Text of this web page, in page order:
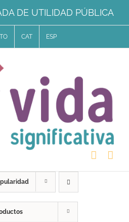
DE UTILIDAD PÚBLICA
CAT ESP